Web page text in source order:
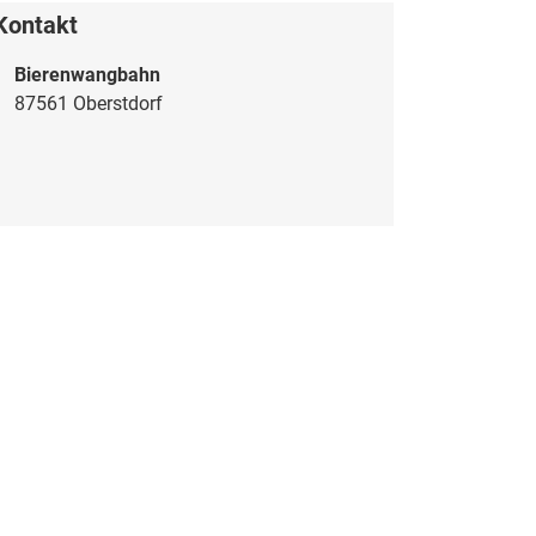
Bierenwangbahn
87561 Oberstdorf